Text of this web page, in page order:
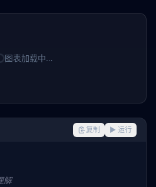
图表加载中…
复制 ▶ 运行
解